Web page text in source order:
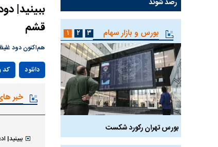
قشم
هم‌اکنون دود غلیظ
کد دانلود
خبر
ببینید|
رصد شوند
بورس و بازار سهام
بورس تهران رکورد شکست
۱ ۲ ۳